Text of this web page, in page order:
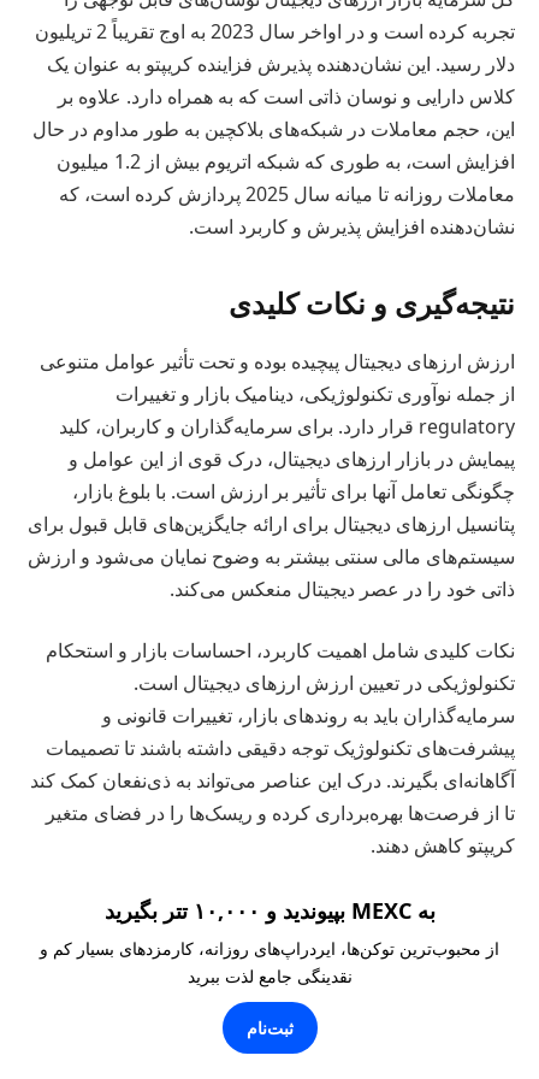
تجربه کرده است و در اواخر سال 2023 به اوج تقریباً 2 تریلیون
دلار رسید. این نشان‌دهنده پذیرش فزاینده کریپتو به عنوان یک
کلاس دارایی و نوسان ذاتی است که به همراه دارد. علاوه بر
این، حجم معاملات در شبکه‌های بلاکچین به طور مداوم در حال
افزایش است، به طوری که شبکه اتریوم بیش از 1.2 میلیون
معاملات روزانه تا میانه سال 2025 پردازش کرده است، که
نشان‌دهنده افزایش پذیرش و کاربرد است.
نتیجه‌گیری و نکات کلیدی
ارزش ارزهای دیجیتال پیچیده بوده و تحت تأثیر عوامل متنوعی
از جمله نوآوری تکنولوژیکی، دینامیک بازار و تغییرات
regulatory قرار دارد. برای سرمایه‌گذاران و کاربران، کلید
پیمایش در بازار ارزهای دیجیتال، درک قوی از این عوامل و
چگونگی تعامل آنها برای تأثیر بر ارزش است. با بلوغ بازار،
پتانسیل ارزهای دیجیتال برای ارائه جایگزین‌های قابل قبول برای
سیستم‌های مالی سنتی بیشتر به وضوح نمایان می‌شود و ارزش
ذاتی خود را در عصر دیجیتال منعکس می‌کند.
نکات کلیدی شامل اهمیت کاربرد، احساسات بازار و استحکام
تکنولوژیکی در تعیین ارزش ارزهای دیجیتال است.
سرمایه‌گذاران باید به روندهای بازار، تغییرات قانونی و
پیشرفت‌های تکنولوژیک توجه دقیقی داشته باشند تا تصمیمات
آگاهانه‌ای بگیرند. درک این عناصر می‌تواند به ذی‌نفعان کمک کند
تا از فرصت‌ها بهره‌برداری کرده و ریسک‌ها را در فضای متغیر
کریپتو کاهش دهند.
به MEXC بپیوندید و ۱۰,۰۰۰ تتر بگیرید
از محبوب‌ترین توکن‌ها، ایردراپ‌های روزانه، کارمزدهای بسیار کم و
نقدینگی جامع لذت ببرید
ثبت‌نام